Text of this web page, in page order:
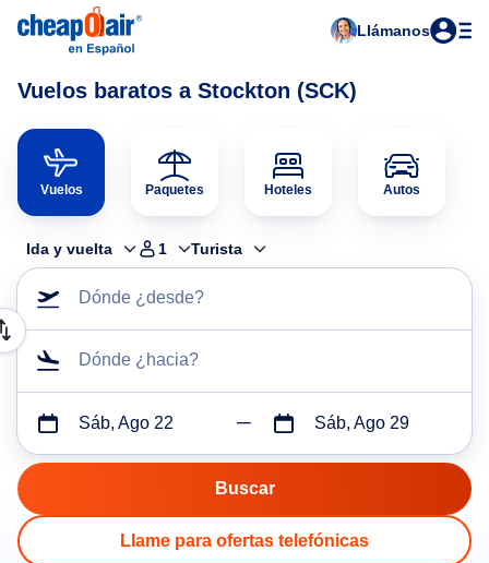
Llámanos
Vuelos baratos a Stockton (SCK)
Vuelos Paquetes Hoteles Autos
Ida y vuelta 1 Turista
Dónde ¿desde?
Dónde ¿hacia?
Sáb, Ago 22 Sáb, Ago 29
Llame para ofertas telefónicas